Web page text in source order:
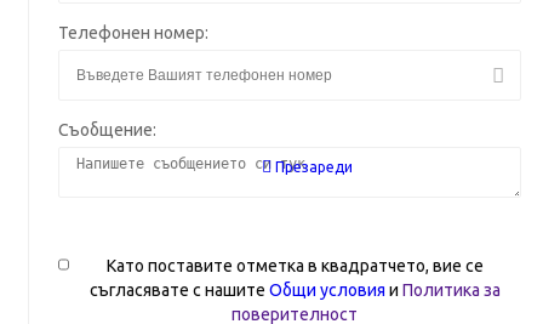
Телефонен номер:
Съобщение:
Презареди
Като поставите отметка в квадратчето, вие се
съгласявате с нашите Общи условия и Политика за
поверителност